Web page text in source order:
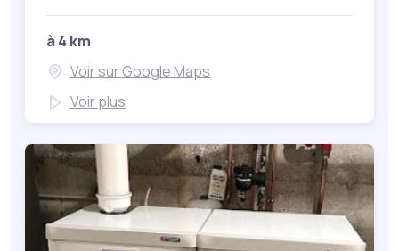
à 4 km
Voir sur Google Maps
Voir plus